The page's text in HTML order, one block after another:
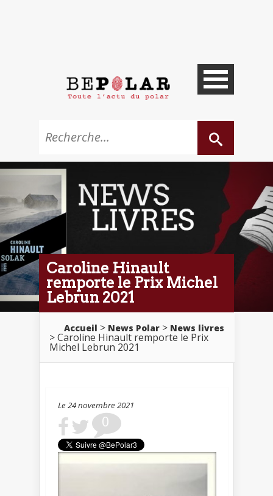
Caroline Hinault
remporte le Prix Michel
Lebrun 2021
Accueil > News Polar > News livres
> Caroline Hinault remporte le Prix
Michel Lebrun 2021
Le 24 novembre 2021
0